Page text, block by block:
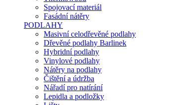
Spojovací materiál
Fasádní nátěry
PODLAHY
Masivní celodřevěné podlahy
Dřevěné podlahy Barlinek
Hybridní podlahy
Vinylové podlahy
Nátěry na podlahy
Čištění a údržba
Nářadí pro natírání
Lepidla a podložky